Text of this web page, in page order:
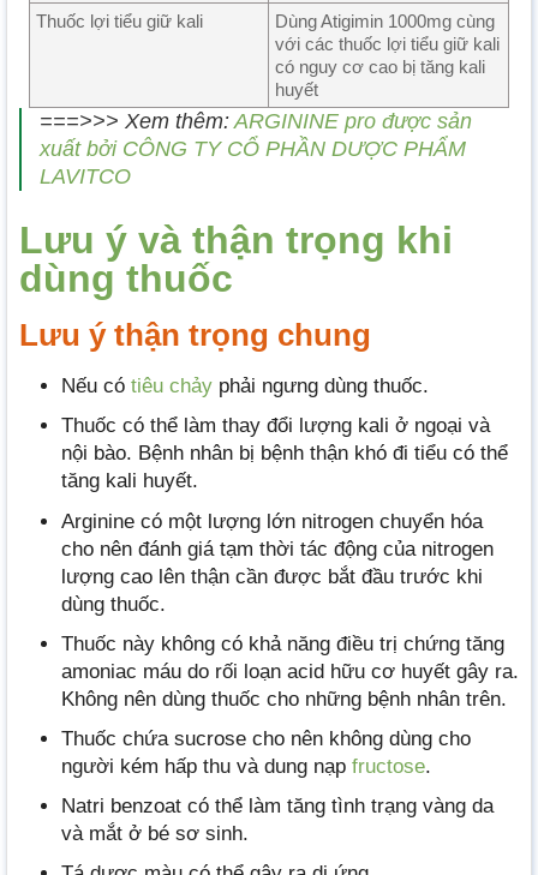
Thuốc lợi tiểu giữ kali
Dùng Atigimin 1000mg cùng
với các thuốc lợi tiểu giữ kali
có nguy cơ cao bị tăng kali
huyết
===>>> Xem thêm: ARGININE pro được sản
xuất bởi CÔNG TY CỔ PHẦN DƯỢC PHẨM
LAVITCO
Lưu ý và thận trọng khi
dùng thuốc
Lưu ý thận trọng chung
Nếu có tiêu chảy phải ngưng dùng thuốc.
Thuốc có thể làm thay đổi lượng kali ở ngoại và
nội bào. Bệnh nhân bị bệnh thận khó đi tiểu có thể
tăng kali huyết.
Arginine có một lượng lớn nitrogen chuyển hóa
cho nên đánh giá tạm thời tác động của nitrogen
lượng cao lên thận cần được bắt đầu trước khi
dùng thuốc.
Thuốc này không có khả năng điều trị chứng tăng
amoniac máu do rối loạn acid hữu cơ huyết gây ra.
Không nên dùng thuốc cho những bệnh nhân trên.
Thuốc chứa sucrose cho nên không dùng cho
người kém hấp thu và dung nạp fructose.
Natri benzoat có thể làm tăng tình trạng vàng da
và mắt ở bé sơ sinh.